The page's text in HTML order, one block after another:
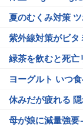
夏のむくみ対策
紫外線対策がビタ
緑茶を飲むと死
ヨーグルト いつ
休みだが疲れる
母が娘に減量強